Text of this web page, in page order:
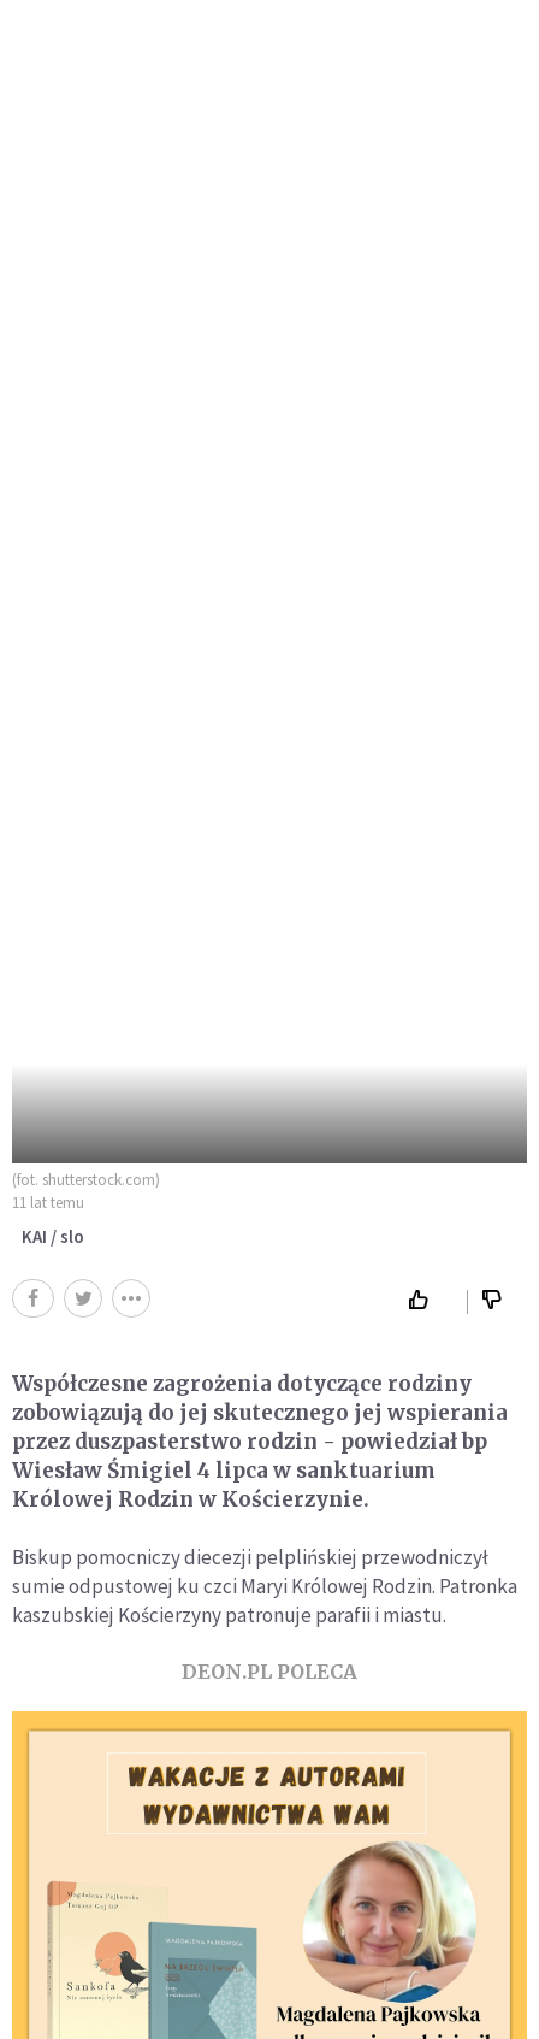
(fot. shutterstock.com)
11 lat temu
KAI / slo
Współczesne zagrożenia dotyczące rodziny
zobowiązują do jej skutecznego jej wspierania
przez duszpasterstwo rodzin - powiedział bp
Wiesław Śmigiel 4 lipca w sanktuarium
Królowej Rodzin w Kościerzynie.
Biskup pomocniczy diecezji pelplińskiej przewodniczył
sumie odpustowej ku czci Maryi Królowej Rodzin. Patronka
kaszubskiej Kościerzyny patronuje parafii i miastu.
DEON.PL POLECA